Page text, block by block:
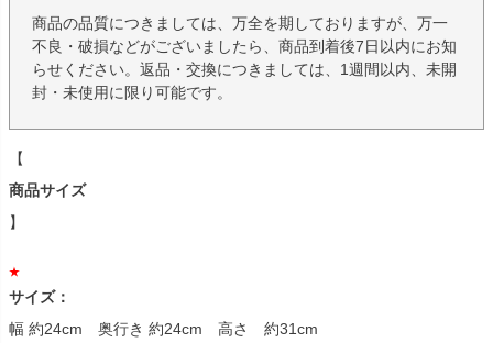
商品の品質につきましては、万全を期しておりますが、万一
不良・破損などがございましたら、商品到着後7日以内にお知
らせください。返品・交換につきましては、1週間以内、未開
封・未使用に限り可能です。
【
商品サイズ
】
サイズ：
幅 約24cm 奥行き 約24cm 高さ 約31cm